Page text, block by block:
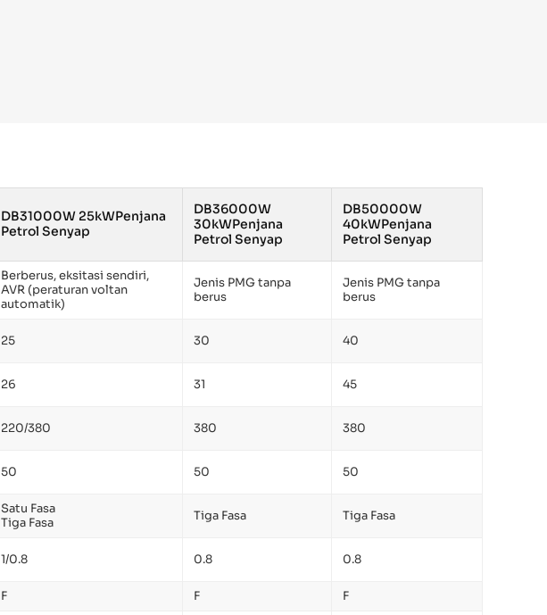
DB31000W 25kWPenjana
Petrol Senyap
DB36000W
30kWPenjana
Petrol Senyap
DB50000W
40kWPenjana
Petrol Senyap
Berberus, eksitasi sendiri,
AVR (peraturan voltan
automatik)
Jenis PMG tanpa
berus
Jenis PMG tanpa
berus
25 30 40
26 31 45
220/380 380 380
50 50 50
Satu Fasa
Tiga Fasa
Tiga Fasa Tiga Fasa
1/0.8 0.8 0.8
F F F